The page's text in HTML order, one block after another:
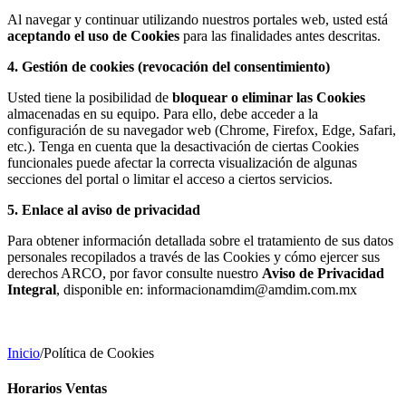
Al navegar y continuar utilizando nuestros portales web, usted está
aceptando el uso de Cookies para las finalidades antes descritas.
4. Gestión de cookies (revocación del consentimiento)
Usted tiene la posibilidad de bloquear o eliminar las Cookies
almacenadas en su equipo. Para ello, debe acceder a la
configuración de su navegador web (Chrome, Firefox, Edge, Safari,
etc.). Tenga en cuenta que la desactivación de ciertas Cookies
funcionales puede afectar la correcta visualización de algunas
secciones del portal o limitar el acceso a ciertos servicios.
5. Enlace al aviso de privacidad
Para obtener información detallada sobre el tratamiento de sus datos
personales recopilados a través de las Cookies y cómo ejercer sus
derechos ARCO, por favor consulte nuestro Aviso de Privacidad
Integral, disponible en: informacionamdim@amdim.com.mx
Inicio/Política de Cookies
Horarios Ventas